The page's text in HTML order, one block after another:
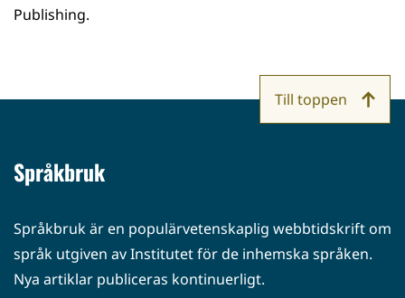
Publishing.
Språkbruk
Språkbruk är en populärvetenskaplig webbtidskrift om
språk utgiven av Institutet för de inhemska språken.
Nya artiklar publiceras kontinuerligt.
Till toppen